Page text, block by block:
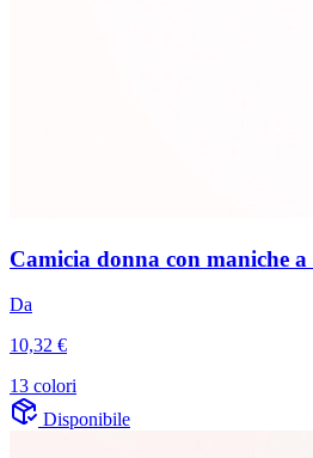
Camicia donna con maniche
Da
10,32 €
13 colori
Disponibile